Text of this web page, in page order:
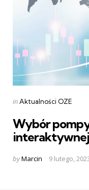
Categories
Posted
inAktualności OZE
Wybór
Posted
byMarcin 9 lutego,